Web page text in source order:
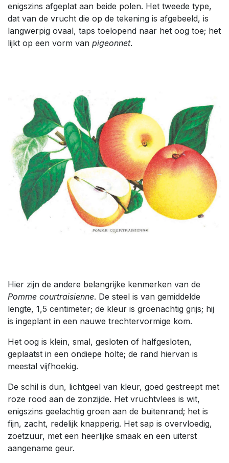
enigszins afgeplat aan beide polen. Het tweede type,
dat van de vrucht die op de tekening is afgebeeld, is
langwerpig ovaal, taps toelopend naar het oog toe; het
lijkt op een vorm van pigeonnet.
Hier zijn de andere belangrijke kenmerken van de
Pomme courtraisienne. De steel is van gemiddelde
lengte, 1,5 centimeter; de kleur is groenachtig grijs; hij
is ingeplant in een nauwe trechtervormige kom.
Het oog is klein, smal, gesloten of halfgesloten,
geplaatst in een ondiepe holte; de rand hiervan is
meestal vijfhoekig.
De schil is dun, lichtgeel van kleur, goed gestreept met
roze rood aan de zonzijde. Het vruchtvlees is wit,
enigszins geelachtig groen aan de buitenrand; het is
fijn, zacht, redelijk knapperig. Het sap is overvloedig,
zoetzuur, met een heerlijke smaak en een uiterst
aangename geur.